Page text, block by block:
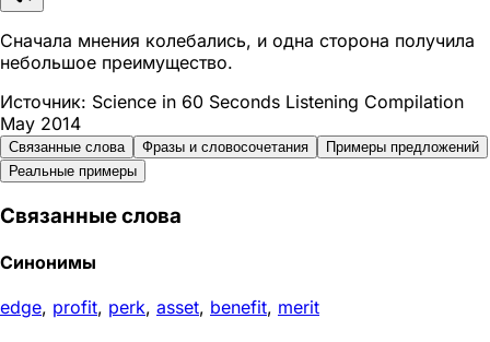
Сначала мнения колебались, и одна сторона получила
небольшое преимущество.
Источник: Science in 60 Seconds Listening Compilation
May 2014
Связанные слова Фразы и словосочетания
Примеры предложений
Реальные примеры
Связанные слова
Синонимы
edge, profit, perk, asset, benefit, merit